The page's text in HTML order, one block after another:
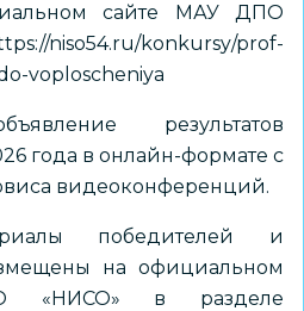
сайте МАУ ДПО
niso54.ru/konkursy/prof-
voploscheniya
результатов
года в онлайн-формате с
видеоконференций.
победителей и
на официальном
«НИСО» в разделе